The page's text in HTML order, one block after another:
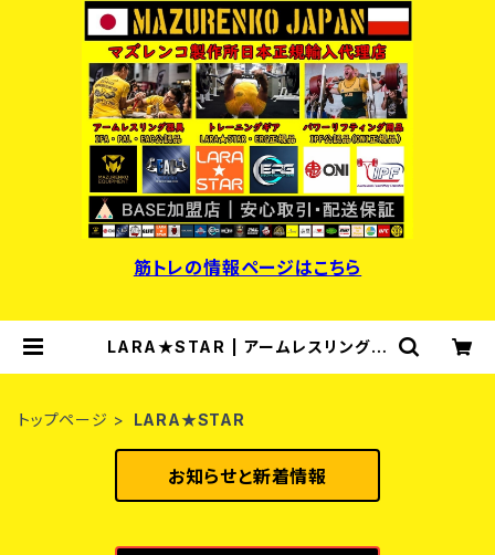
筋トレの情報ページはこちら
LARA★STAR | アームレスリング器
トップページ
LARA★STAR
お知らせと新着情報